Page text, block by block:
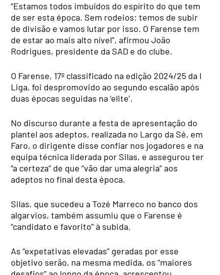
“Estamos todos imbuídos do espírito do que tem
de ser esta época. Sem rodeios: temos de subir
de divisão e vamos lutar por isso. O Farense tem
de estar ao mais alto nível”, afirmou João
Rodrigues, presidente da SAD e do clube.
O Farense, 17º classificado na edição 2024/25 da I
Liga, foi despromovido ao segundo escalão após
duas épocas seguidas na ‘elite’.
No discurso durante a festa de apresentação do
plantel aos adeptos, realizada no Largo da Sé, em
Faro, o dirigente disse confiar nos jogadores e na
equipa técnica liderada por Silas, e assegurou ter
“a certeza” de que “vão dar uma alegria” aos
adeptos no final desta época.
Silas, que sucedeu a Tozé Marreco no banco dos
algarvios, também assumiu que o Farense é
“candidato e favorito” à subida.
As “expetativas elevadas” geradas por esse
objetivo serão, na mesma medida, os “maiores